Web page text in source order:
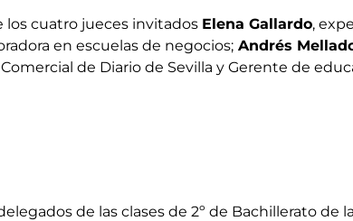
los cuatro jueces invitados Elena Gallardo,
en escuelas de negocios; Andrés
de Diario de Sevilla y Gerente de
de las clases de 2º de Bachillerato de